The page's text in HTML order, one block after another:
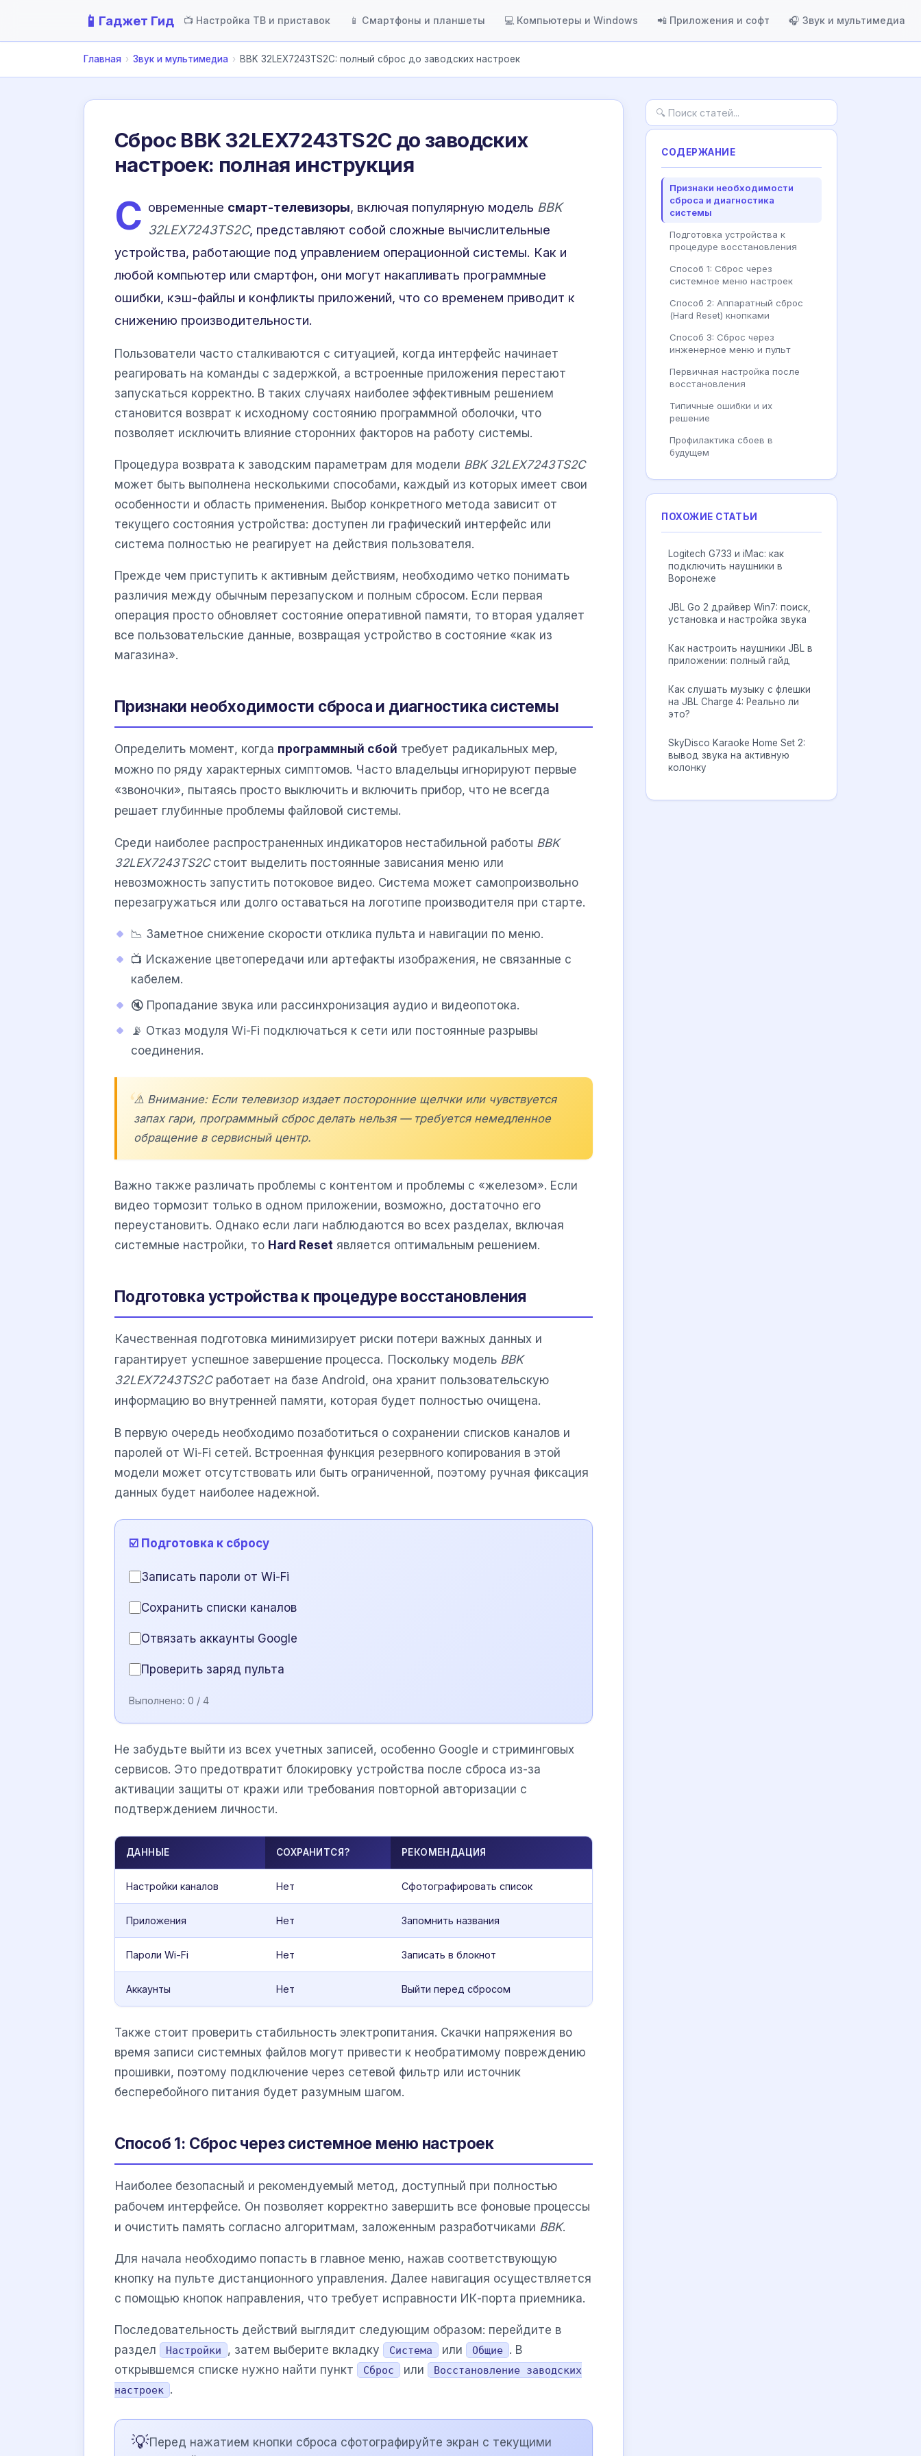
📱 Гаджет Гид 📺 Настройка ТВ и приставок 📱 Смартфоны и планшеты 💻 Компьютеры и Windows 📲 Приложения и софт 🎧 Звук и мультимедиа
Главная › Звук и мультимедиа › BBK 32LEX7243TS2C: полный сброс до заводских настроек
Сброс BBK 32LEX7243TS2C до заводских
настроек: полная инструкция
С овременные смарт-телевизоры, включая популярную модель BBK
32LEX7243TS2C, представляют собой сложные вычислительные
устройства, работающие под управлением операционной системы. Как и
любой компьютер или смартфон, они могут накапливать программные
ошибки, кэш-файлы и конфликты приложений, что со временем приводит к
снижению производительности.
Пользователи часто сталкиваются с ситуацией, когда интерфейс начинает
реагировать на команды с задержкой, а встроенные приложения перестают
запускаться корректно. В таких случаях наиболее эффективным решением
становится возврат к исходному состоянию программной оболочки, что
позволяет исключить влияние сторонних факторов на работу системы.
Процедура возврата к заводским параметрам для модели BBK 32LEX7243TS2C
может быть выполнена несколькими способами, каждый из которых имеет свои
особенности и область применения. Выбор конкретного метода зависит от
текущего состояния устройства: доступен ли графический интерфейс или
система полностью не реагирует на действия пользователя.
Прежде чем приступить к активным действиям, необходимо четко понимать
различия между обычным перезапуском и полным сбросом. Если первая
операция просто обновляет состояние оперативной памяти, то вторая удаляет
все пользовательские данные, возвращая устройство в состояние «как из
магазина».
Признаки необходимости сброса и диагностика системы
Определить момент, когда программный сбой требует радикальных мер,
можно по ряду характерных симптомов. Часто владельцы игнорируют первые
«звоночки», пытаясь просто выключить и включить прибор, что не всегда
решает глубинные проблемы файловой системы.
Среди наиболее распространенных индикаторов нестабильной работы BBK
32LEX7243TS2Cстоит выделить постоянные зависания меню или
невозможность запустить потоковое видео. Система может самопроизвольно
перезагружаться или долго оставаться на логотипе производителя при старте.
📉 Заметное снижение скорости отклика пульта и навигации по меню.
📺 Искажение цветопередачи или артефакты изображения, не связанные с
кабелем.
🔇 Пропадание звука или рассинхронизация аудио и видеопотока.
📡 Отказ модуля Wi-Fi подключаться к сети или постоянные разрывы
соединения.
⚠️ Внимание: Если телевизор издает посторонние щелчки или чувствуется
запах гари, программный сброс делать нельзя — требуется немедленное
обращение в сервисный центр.
Важно также различать проблемы с контентом и проблемы с «железом». Если
видео тормозит только в одном приложении, возможно, достаточно его
переустановить. Однако если лаги наблюдаются во всех разделах, включая
системные настройки, то Hard Reset является оптимальным решением.
Подготовка устройства к процедуре восстановления
Качественная подготовка минимизирует риски потери важных данных и
гарантирует успешное завершение процесса. Поскольку модель BBK
32LEX7243TS2Cработает на базе Android, она хранит пользовательскую
информацию во внутренней памяти, которая будет полностью очищена.
В первую очередь необходимо позаботиться о сохранении списков каналов и
паролей от Wi-Fi сетей. Встроенная функция резервного копирования в этой
модели может отсутствовать или быть ограниченной, поэтому ручная фиксация
данных будет наиболее надежной.
☑️ Подготовка к сбросу
Записать пароли от Wi-Fi
Сохранить списки каналов
Отвязать аккаунты Google
Проверить заряд пульта
Выполнено: 0 / 4
Не забудьте выйти из всех учетных записей, особенно Google и стриминговых
сервисов. Это предотвратит блокировку устройства после сброса из-за
активации защиты от кражи или требования повторной авторизации с
подтверждением личности.
ДАННЫЕ СОХРАНИТСЯ? РЕКОМЕНДАЦИЯ
Настройки каналов Нет Сфотографировать список
Приложения Нет Запомнить названия
Пароли Wi-Fi Нет Записать в блокнот
Аккаунты Нет Выйти перед сбросом
Также стоит проверить стабильность электропитания. Скачки напряжения во
время записи системных файлов могут привести к необратимому повреждению
прошивки, поэтому подключение через сетевой фильтр или источник
бесперебойного питания будет разумным шагом.
Способ 1: Сброс через системное меню настроек
Наиболее безопасный и рекомендуемый метод, доступный при полностью
рабочем интерфейсе. Он позволяет корректно завершить все фоновые процессы
и очистить память согласно алгоритмам, заложенным разработчиками BBK.
Для начала необходимо попасть в главное меню, нажав соответствующую
кнопку на пульте дистанционного управления. Далее навигация осуществляется
с помощью кнопок направления, что требует исправности ИК-порта приемника.
Последовательность действий выглядит следующим образом: перейдите в
раздел
Настройки , затем выберите вкладку Система или Общие . В
открывшемся списке нужно найти пункт
Сброс или
Восстановление заводских
настроек
.
💡Перед нажатием кнопки сброса сфотографируйте экран с текущими
СОДЕРЖАНИЕ
Признаки необходимости
сброса и диагностика
системы
Подготовка устройства к
процедуре восстановления
Способ 1: Сброс через
системное меню настроек
Способ 2: Аппаратный сброс
(Hard Reset) кнопками
Способ 3: Сброс через
инженерное меню и пульт
Первичная настройка после
восстановления
Типичные ошибки и их
решение
Профилактика сбоев в
будущем
ПОХОЖИЕ СТАТЬИ
Logitech G733 и iMac: как
подключить наушники в
Воронеже
JBL Go 2 драйвер Win7: поиск,
установка и настройка звука
Как настроить наушники JBL в
приложении: полный гайд
Как слушать музыку с флешки
на JBL Charge 4: Реально ли
это?
SkyDisco Karaoke Home Set 2:
вывод звука на активную
колонку